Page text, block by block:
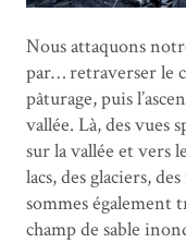
Nous attaquons
par… retraverser le
pâturage, puis
vallée. Là, des vues
sur la vallée et vers
lacs, des glaciers,
sommes également
champ de sable